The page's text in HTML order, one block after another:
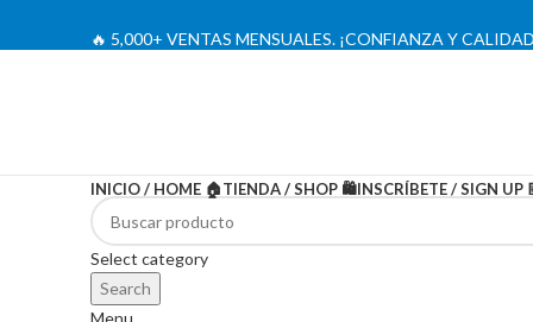
🔥 5,000+ VENTAS MENSUALES. ¡CONFIANZA Y
Select category
Search
INICIO / HOME 🏠TIENDA / SHOP 🛍️INSCRÍBETE / SIGN UP
-12%